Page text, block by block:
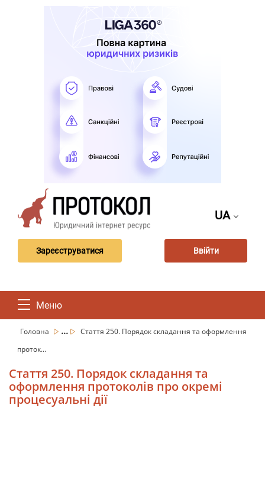
UA
Зареєструватися Ввійти
Меню
Головна ...
Стаття 250. Порядок складання та оформлення
проток...
Стаття 250. Порядок складання та
оформлення протоколів про окремі
процесуальні дії